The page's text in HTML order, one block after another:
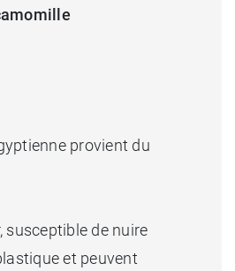
provient du
susceptible de nuire
et peuvent